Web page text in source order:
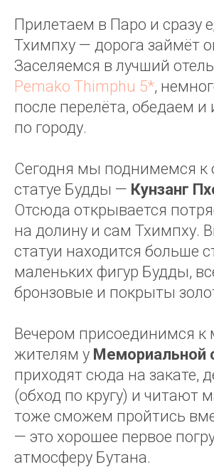
Прилетаем в Паро и сразу
Тхимпху — дорога займёт
Заселяемся в лучший
Pemako Thimphu 5*,
после перелёта, обедаем и
по городу.
Сегодня мы поднимемся к
статуе Будды — Кунзанг
Отсюда открывается
на долину и сам Тхимпху.
статуи находится больше
маленьких фигур Будды,
бронзовые и покрыты
Вечером присоединимся
жителям у Мемориальной
приходят сюда на закате,
(обход по кругу) и читают
тоже сможем пройтись
— это хорошее первое
атмосферу Бутана.